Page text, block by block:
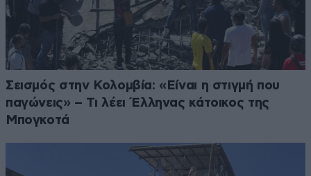
Σεισμός στην Κολομβία: «Είναι η στιγμή που
παγώνεις» – Τι λέει Έλληνας κάτοικος της
Μπογκοτά